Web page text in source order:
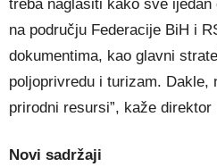
treba naglasiti kako sve
na području Federacije BiH i
dokumentima, kao glavni
poljoprivredu i turizam. Dakle,
prirodni resursi”, kaže direktor
Novi sadržaji